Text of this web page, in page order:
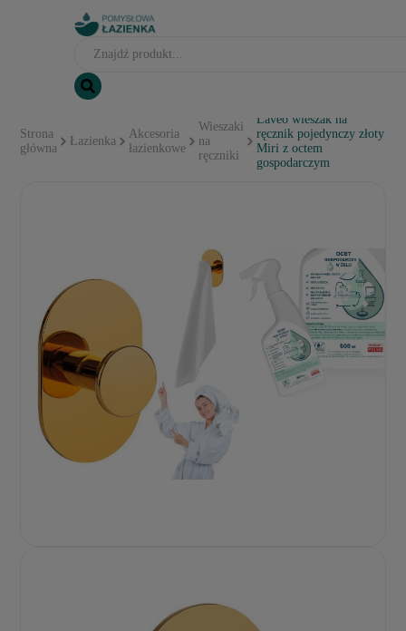
Strona
główna
Łazienka
Akcesoria
łazienkowe
Wieszaki
na
ręczniki
Laveo wieszak na
ręcznik pojedynczy złoty
Miri z octem
gospodarczym